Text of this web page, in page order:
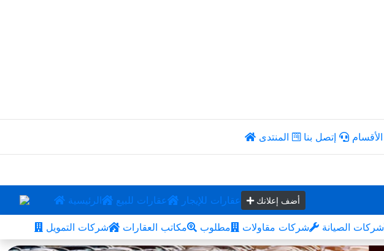
الأقسام إتصل بنا المنتدى
الرئيسية عقارات للبيع عقارات للإيجار أضف إعلانك
شركات التمويل مكاتب العقارات مطلوب شركات مقاولات شركات الصيانة